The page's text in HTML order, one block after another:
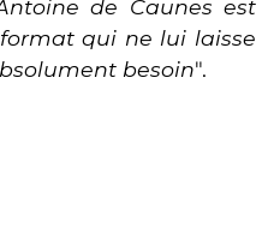
de Caunes est
qui ne lui laisse
besoin".